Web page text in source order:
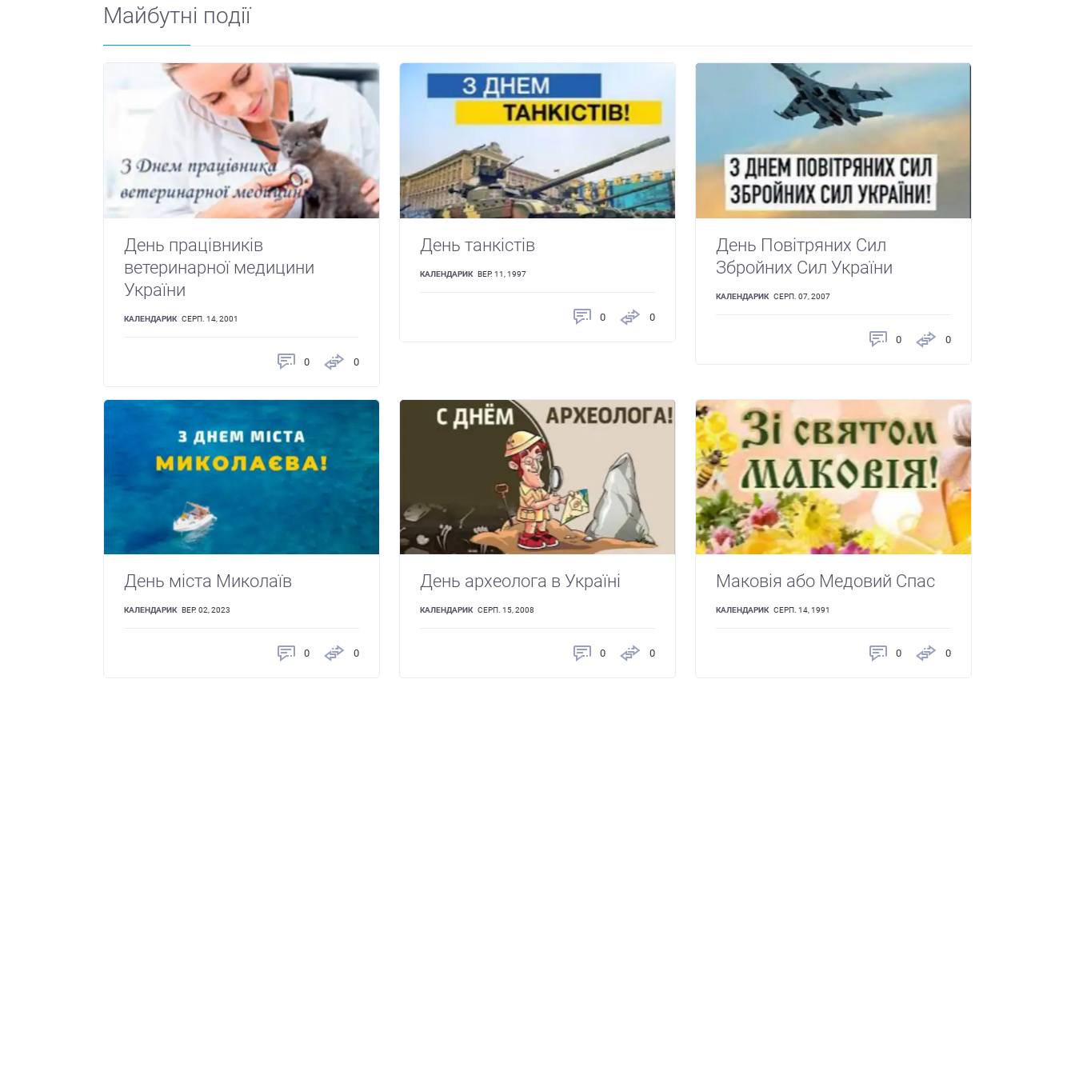
Майбутні події
День працівників
ветеринарної медицини
України
КАЛЕНДАРИК СЕРП. 14, 2001
0 0
День танкістів
КАЛЕНДАРИК ВЕР. 11, 1997
0 0
День Повітряних Сил
Збройних Сил України
КАЛЕНДАРИК СЕРП. 07, 2007
0 0
День міста Миколаїв
КАЛЕНДАРИК ВЕР. 02, 2023
0 0
День археолога в Україні
КАЛЕНДАРИК СЕРП. 15, 2008
0 0
Маковія або Медовий Спас
КАЛЕНДАРИК СЕРП. 14, 1991
0 0